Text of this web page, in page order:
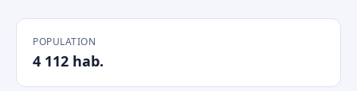
POPULATION
4 112 hab.